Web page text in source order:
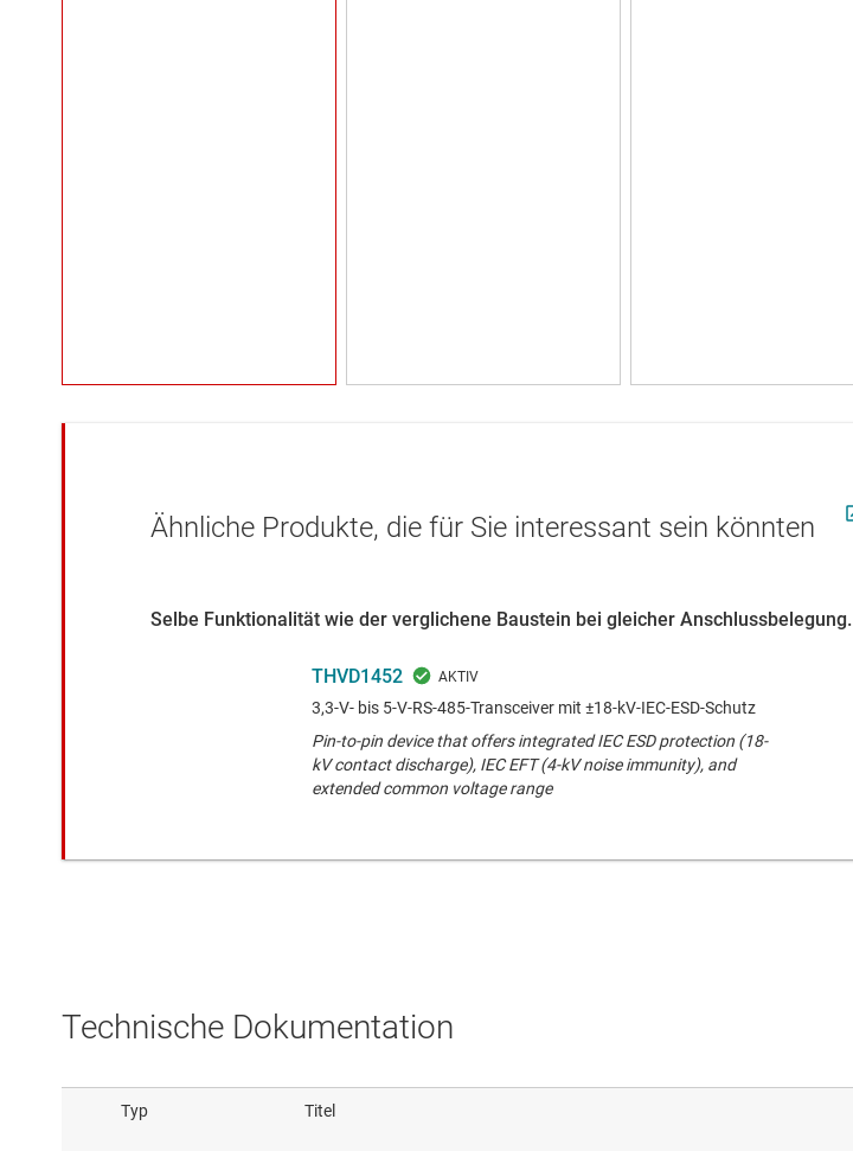
Ähnliche Produkte, die für Sie interessant sein könnten
Selbe Funktionalität wie der verglichene Baustein bei gleicher Anschlussbelegung.
THVD1452
3,3-V- bis 5-V-RS-485-Transceiver mit ±18-kV-IEC-ESD-Schutz
Pin-to-pin device that offers integrated IEC ESD protection (18-
kV contact discharge), IEC EFT (4-kV noise immunity), and
extended common voltage range
Technische Dokumentation